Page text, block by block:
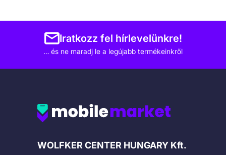
Iratkozz fel hírlevelünkre!
… és ne maradj le a legújabb termékeinkről
Cégadatok
WOLFKER CENTER HUNGARY Kft.